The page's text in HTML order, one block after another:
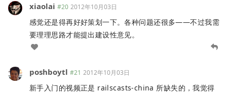
xiaolai #20 2012年10月03日
感觉还是得再好好策划一下。各种问题还很多——不过我需
要理理思路才能提出建设性意见。
poshboytl #21 2012年10月03日
新手入门的视频正是 railscasts-china 所缺失的，我觉得